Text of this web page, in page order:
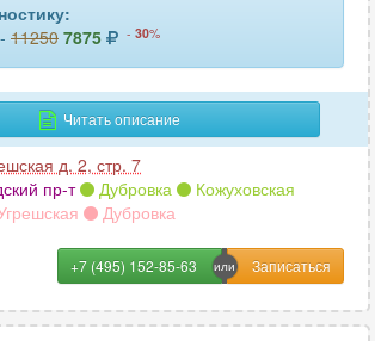
11250 7875 - 30%
Читать описание
д. 2, стр. 7
пр-т
Дубровка
Кожуховская
Дубровка
+7 (495) 152-85-63